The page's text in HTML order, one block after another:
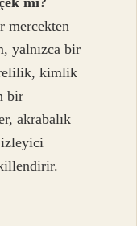
mercekten
yalnızca bir
kimlik
bir
akrabalık
izleyici